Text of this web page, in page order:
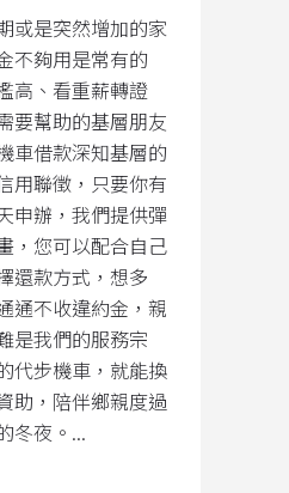
或是突然增加的家
不夠用是常有的
高、看重薪轉證
要幫助的基層朋友
車借款深知基層的
用聯徵，只要你有
申辦，我們提供彈
，您可以配合自己
還款方式，想多
通不收違約金，親
是我們的服務宗
代步機車，就能換
助，陪伴鄉親度過
冬夜。...